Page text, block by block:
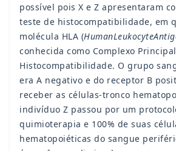
possível pois X e Z apresentaram
teste de histocompatibilidade, em
molécula HLA (
conhecida como Complexo
Histocompatibilidade. O grupo
era A negativo e do receptor B
receber as células-tronco
indivíduo Z passou por um
quimioterapia e 100% de suas
hematopoiéticas do sangue